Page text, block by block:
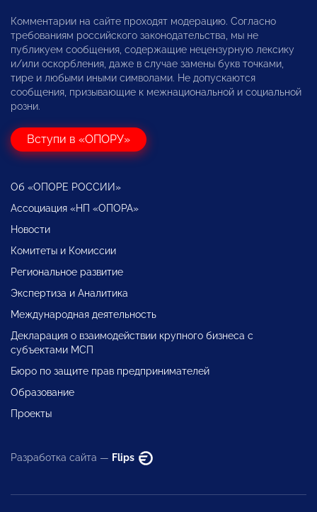
Комментарии на сайте проходят модерацию. Согласно
требованиям российского законодательства, мы не
публикуем сообщения, содержащие нецензурную лексику
и/или оскорбления, даже в случае замены букв точками,
тире и любыми иными символами. Не допускаются
сообщения, призывающие к межнациональной и социальной
розни.
Вступи в «ОПОРУ»
Об «ОПОРЕ РОССИИ»
Ассоциация «НП «ОПОРА»
Новости
Комитеты и Комиссии
Региональное развитие
Экспертиза и Аналитика
Международная деятельность
Декларация о взаимодействии крупного бизнеса с
субъектами МСП
Бюро по защите прав предпринимателей
Образование
Проекты
Разработка сайта — Flips